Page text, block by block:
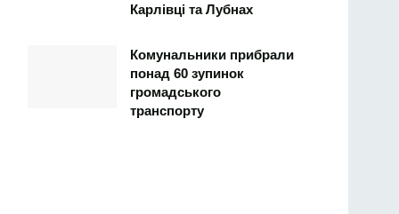
Карлівці та Лубнах
Комунальники прибрали
понад 60 зупинок
громадського
транспорту